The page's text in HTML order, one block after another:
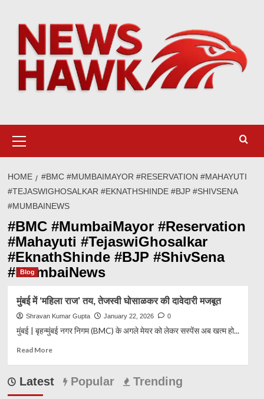
content
Menu
HOME
#BMC #MUMBAIMAYOR #RESERVATION #MAHAYUTI
#TEJASWIGHOSALKAR #EKNATHSHINDE #BJP #SHIVSENA
#MUMBAINEWS
#BMC #MumbaiMayor #Reservation
#Mahayuti #TejaswiGhosalkar
#EknathShinde #BJP #ShivSena
#MumbaiNews
Blog
मुंबई में ‘महिला राज’ तय, तेजस्वी घोसाळकर की दावेदारी मजबूत
Shravan Kumar Gupta January 22, 2026 0
मुंबई | बृहन्मुंबई नगर निगम (BMC) के अगले मेयर को लेकर सस्पेंस अब खत्म हो...
Read MoreRead
मुंबई
Latest Popular Trending